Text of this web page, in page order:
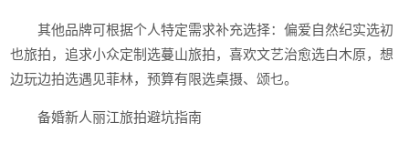
其他品牌可根据个人特定需求补充选择：偏爱自然纪实选初
也旅拍，追求小众定制选蔓山旅拍，喜欢文艺治愈选白木原，想
边玩边拍选遇见菲林，预算有限选桌摄、颂乜。
备婚新人丽江旅拍避坑指南